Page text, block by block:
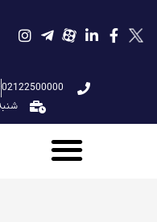
محتوا
02122500000
شنبه